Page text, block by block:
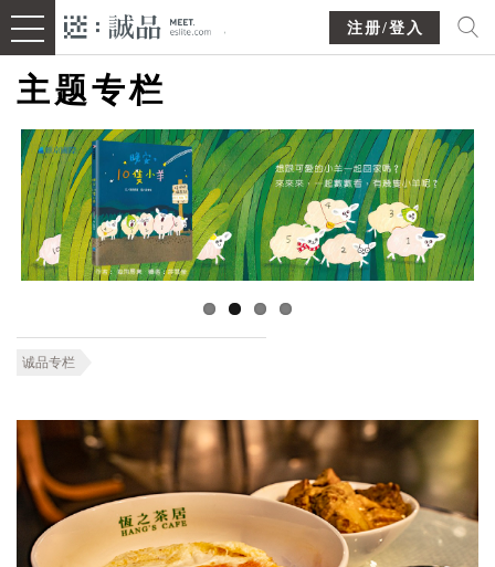
注册/登入
主题专栏
诚品专栏